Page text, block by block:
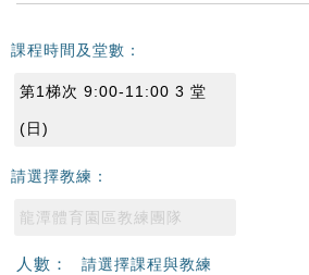
課程時間及堂數：
第1梯次 9:00-11:00 3 堂
(日)
請選擇教練：
龍潭體育園區教練團隊
人數： 請選擇課程與教練